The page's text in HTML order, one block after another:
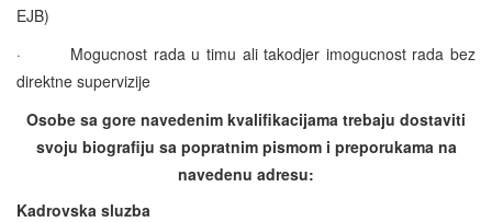
EJB)
·
Mogucnost rada u timu ali takodjer imogucnost rada bez
direktne supervizije
Osobe sa gore navedenim kvalifikacijama trebaju dostaviti
svoju biografiju sa popratnim pismom i preporukama na
navedenu adresu:
Kadrovska sluzba